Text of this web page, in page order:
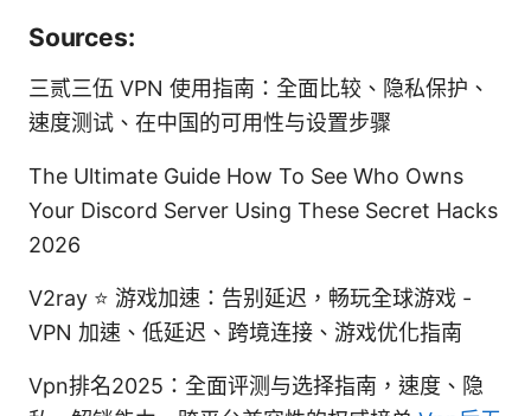
Sources:
三贰三伍 VPN 使用指南：全面比较、隐私保护、
速度测试、在中国的可用性与设置步骤
The Ultimate Guide How To See Who Owns
Your Discord Server Using These Secret Hacks
2026
V2ray ⭐ 游戏加速：告别延迟，畅玩全球游戏 -
VPN 加速、低延迟、跨境连接、游戏优化指南
Vpn排名2025：全面评测与选择指南，速度、隐